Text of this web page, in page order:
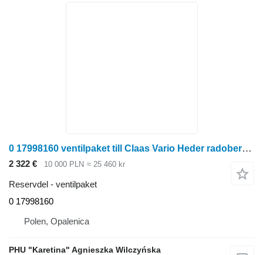
0 17998160 ventilpaket till Claas Vario Heder radoberoende skärbord för majsskörd
2 322 € 10 000 PLN ≈ 25 460 kr
Reservdel - ventilpaket
0 17998160
Polen, Opalenica
PHU "Karetina" Agnieszka Wilczyńska